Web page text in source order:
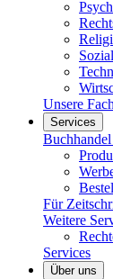
Unsere
Services
Für
Weitere
Services
Über uns